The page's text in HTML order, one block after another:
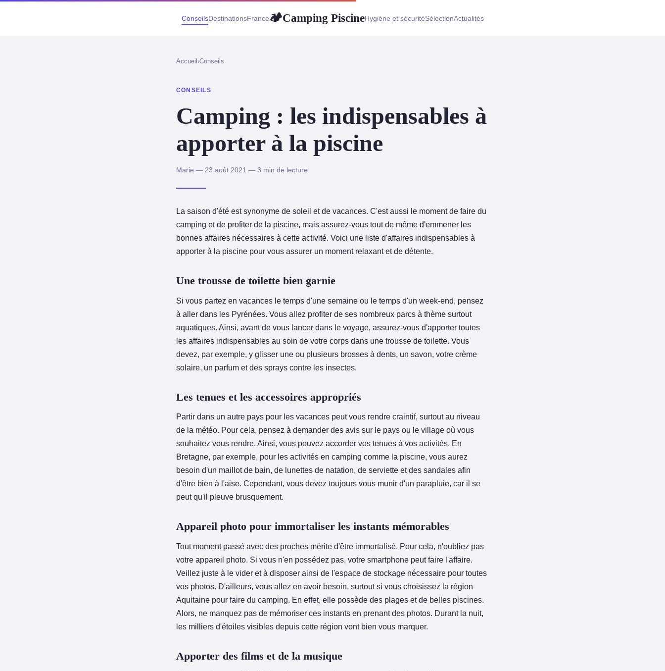
ConseilsDestinationsFrance🏕Camping PiscineHygiène et sécuritéSélectionActualités
Accueil ›Conseils
CONSEILS
Camping : les indispensables à
apporter à la piscine
Marie — 23 août 2021 — 3 min de lecture
La saison d'été est synonyme de soleil et de vacances. C'est aussi le moment de faire du
camping et de profiter de la piscine, mais assurez-vous tout de même d'emmener les
bonnes affaires nécessaires à cette activité. Voici une liste d'affaires indispensables à
apporter à la piscine pour vous assurer un moment relaxant et de détente.
Une trousse de toilette bien garnie
Si vous partez en vacances le temps d'une semaine ou le temps d'un week-end, pensez
à aller dans les Pyrénées. Vous allez profiter de ses nombreux parcs à thème surtout
aquatiques. Ainsi, avant de vous lancer dans le voyage, assurez-vous d'apporter toutes
les affaires indispensables au soin de votre corps dans une trousse de toilette. Vous
devez, par exemple, y glisser une ou plusieurs brosses à dents, un savon, votre crème
solaire, un parfum et des sprays contre les insectes.
Les tenues et les accessoires appropriés
Partir dans un autre pays pour les vacances peut vous rendre craintif, surtout au niveau
de la météo. Pour cela, pensez à demander des avis sur le pays ou le village où vous
souhaitez vous rendre. Ainsi, vous pouvez accorder vos tenues à vos activités. En
Bretagne, par exemple, pour les activités en camping comme la piscine, vous aurez
besoin d'un maillot de bain, de lunettes de natation, de serviette et des sandales afin
d'être bien à l'aise. Cependant, vous devez toujours vous munir d'un parapluie, car il se
peut qu'il pleuve brusquement.
Appareil photo pour immortaliser les instants mémorables
Tout moment passé avec des proches mérite d'être immortalisé. Pour cela, n'oubliez pas
votre appareil photo. Si vous n'en possédez pas, votre smartphone peut faire l'affaire.
Veillez juste à le vider et à disposer ainsi de l'espace de stockage nécessaire pour toutes
vos photos. D'ailleurs, vous allez en avoir besoin, surtout si vous choisissez la région
Aquitaine pour faire du camping. En effet, elle possède des plages et de belles piscines.
Alors, ne manquez pas de mémoriser ces instants en prenant des photos. Durant la nuit,
les milliers d'étoiles visibles depuis cette région vont bien vous marquer.
Apporter des films et de la musique